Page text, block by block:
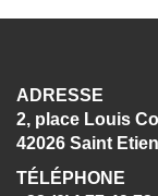
ADRESSE
2, place Louis
42026 Saint
TÉLÉPHONE